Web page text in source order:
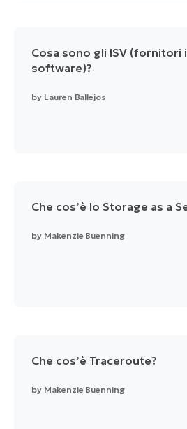
Cosa sono gli ISV (fornitori
software)?
by Lauren Ballejos
Che cos’è lo Storage as a
by Makenzie Buenning
Che cos’è Traceroute?
by Makenzie Buenning